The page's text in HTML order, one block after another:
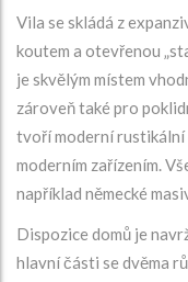
Vila se skládá z
koutem a otevřenou
je skvělým místem
zároveň také pro
tvoří moderní rustikální
moderním zařízením.
například německé
Dispozice domů je
hlavní části se dvěma